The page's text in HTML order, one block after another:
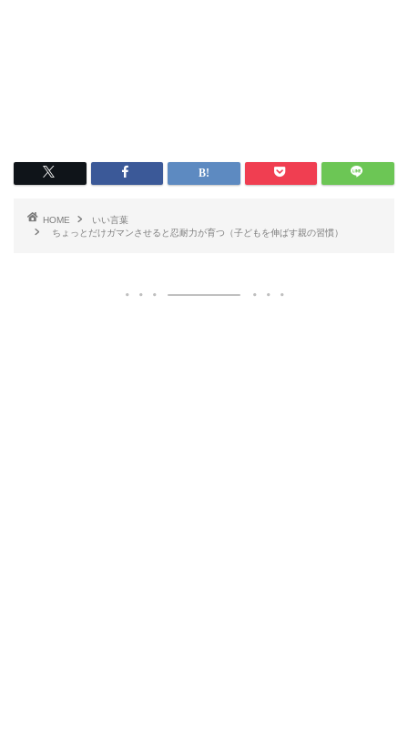
HOME
いい言葉
ちょっとだけガマンさせると忍耐力が育つ（子どもを伸ばす親の習慣）